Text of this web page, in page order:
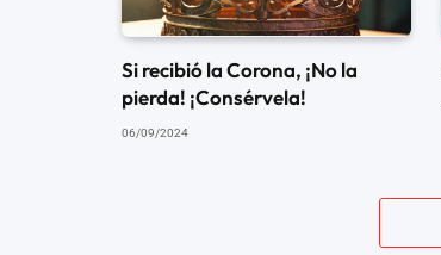
Si recibió la Corona, ¡No la
pierda! ¡Consérvela!
06/09/2024